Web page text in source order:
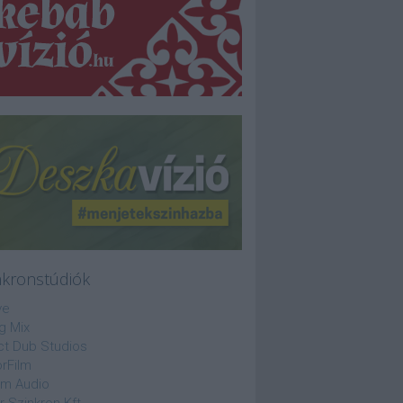
Mix
Dub Studios
Audio